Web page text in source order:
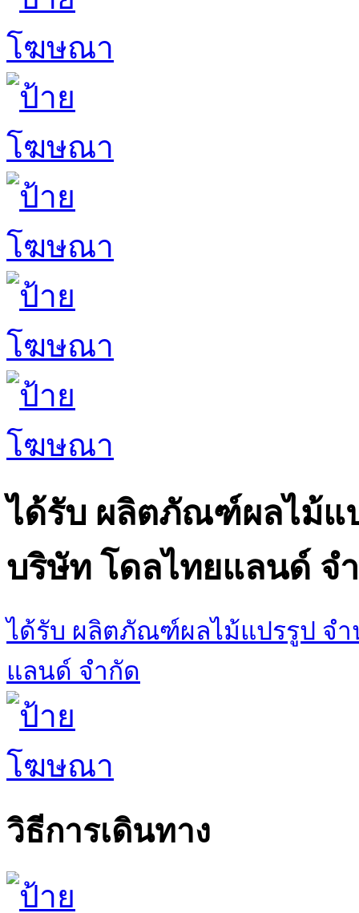
ได้รับ ผลิตภัณฑ์ผลไม้แ
บริษัท โดลไทยแลนด์ จำ
ได้รับ ผลิตภัณฑ์ผลไม้แปรรูป จำ
แลนด์ จำกัด
วิธีการเดินทาง